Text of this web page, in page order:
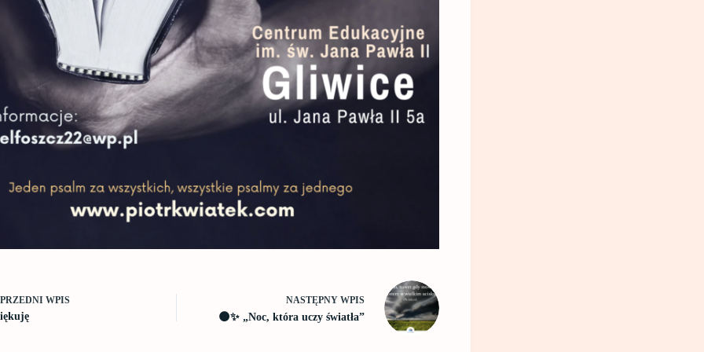
WPIS NASTĘPNY WPIS
🌑✨ „Noc, która uczy światła”